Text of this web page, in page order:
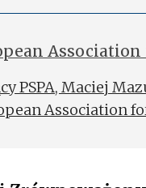
PSPA, Maciej
Association